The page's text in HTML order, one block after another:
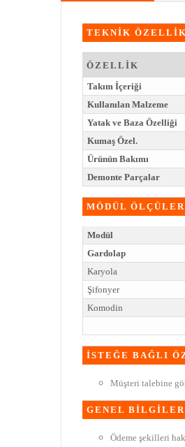
TEKNİK
ÖZELLİK
Takım İçeriği
Kullanılan Malzeme
Yatak ve Baza Özelliği
Kumaş Özel.
Ürünün Bakımı
Demonte Parçalar
MÖDÜL
Modül
Gardolap
Karyola
Şifonyer
Komodin
İSTEĞE BAĞLI
Müşteri talebine
GENEL BİLGİLER
Ödeme şekilleri